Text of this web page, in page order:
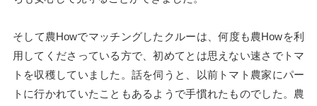
そして農Howでマッチングしたクルーは、何度も農Howを利
用してくださっている方で、初めてとは思えない速さでトマ
トを収穫していました。話を伺うと、以前トマト農家にパー
トに行かれていたこともあるようで手慣れたものでした。農